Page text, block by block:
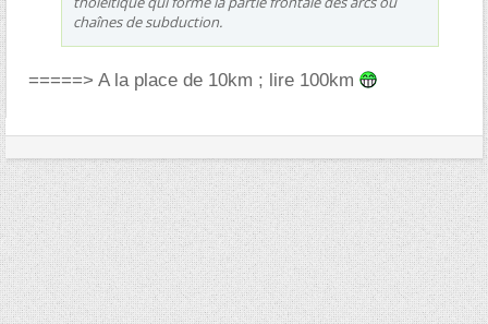
chaînes de subduction.
=====> A la place de 10km ; lire 100km